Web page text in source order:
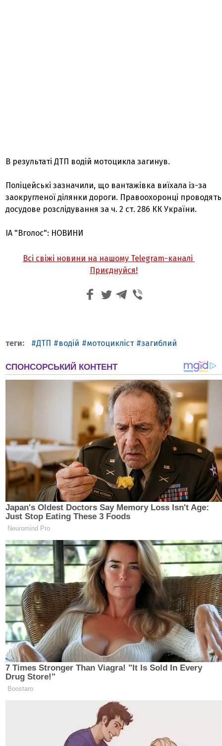
В результаті ДТП водій мотоцикла загинув.
Поліцейські зазначили, що вантажівка виїхала із-за
заокругленої ділянки дороги. Правоохоронці проводять
досудове розслідування за ч. 2 ст. 286 КК України.
ІА "Вголос": НОВИНИ
Всі свіжі новини на нашому Telegram-каналі
Приєднуйся!
ДТП водій мотоцикліст загиблий